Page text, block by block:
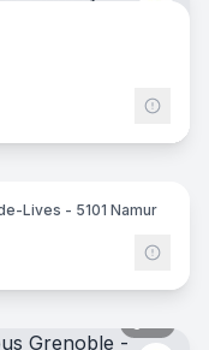
17
Lives - 5101 Namur